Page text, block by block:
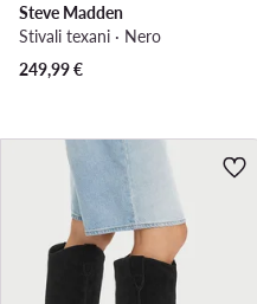
Steve Madden
Stivali texani · Nero
249,99€